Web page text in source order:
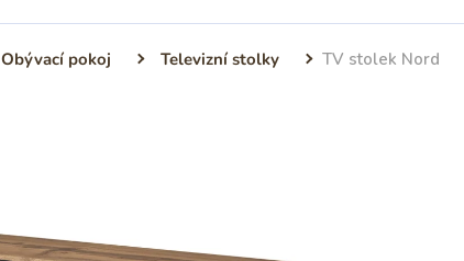
Obývací pokoj Televizní stolky TV stolek Nord